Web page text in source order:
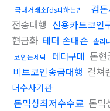
국내거래소fds피하는법
검
전송대행 신용카드코인
현금화 테더 손대손 솔라
코인돈세탁 테더구매 돈현
비트코인송금대행 컬쳐
더수사기관
돈믹싱최저수수료 돈믹